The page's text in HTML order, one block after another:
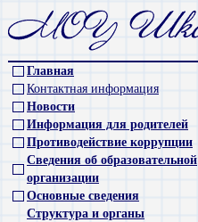
Главная
Контактная информация
Новости
Информация для родителей
Противодействие коррупции
Сведения об образовательной
организации
Основные сведения
Структура и органы